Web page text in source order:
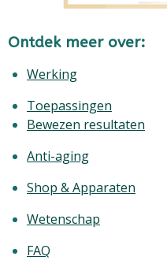
Ontdek meer over:
Werking
Toepassingen
Bewezen resultaten
Anti-aging
Shop & Apparaten
Wetenschap
FAQ